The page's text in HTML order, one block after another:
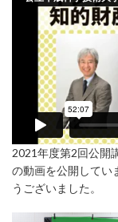
2021年度第2回公開
の動画を公開してい
うございました。